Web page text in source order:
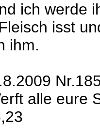
ich werde
isst
ihm.
alle eure